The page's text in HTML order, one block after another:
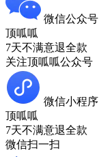
微信公众号
顶呱呱
7天不满意退全款
关注顶呱呱公众号
微信小程序
顶呱呱
7天不满意退全款
微信扫一扫